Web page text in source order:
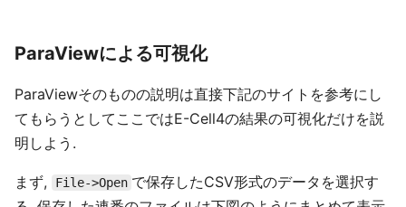
ParaViewによる可視化
ParaViewそのものの説明は直接下記のサイトを参考にし
てもらうとしてここではE-Cell4の結果の可視化だけを説
明しよう.
まず, File->Open で保存したCSV形式のデータを選択す